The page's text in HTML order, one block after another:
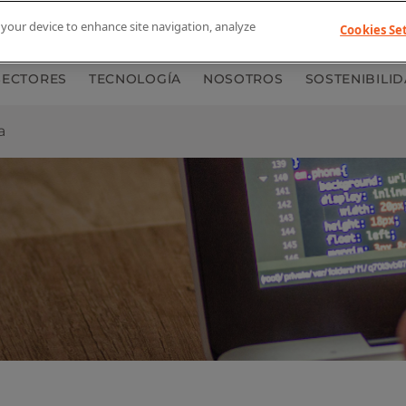
NUESTRA HISTORIA DOCUMENTACIÓN
TECNOLOGÍA NOSOTROS
device to enhance site navigation, analyze
Cookies